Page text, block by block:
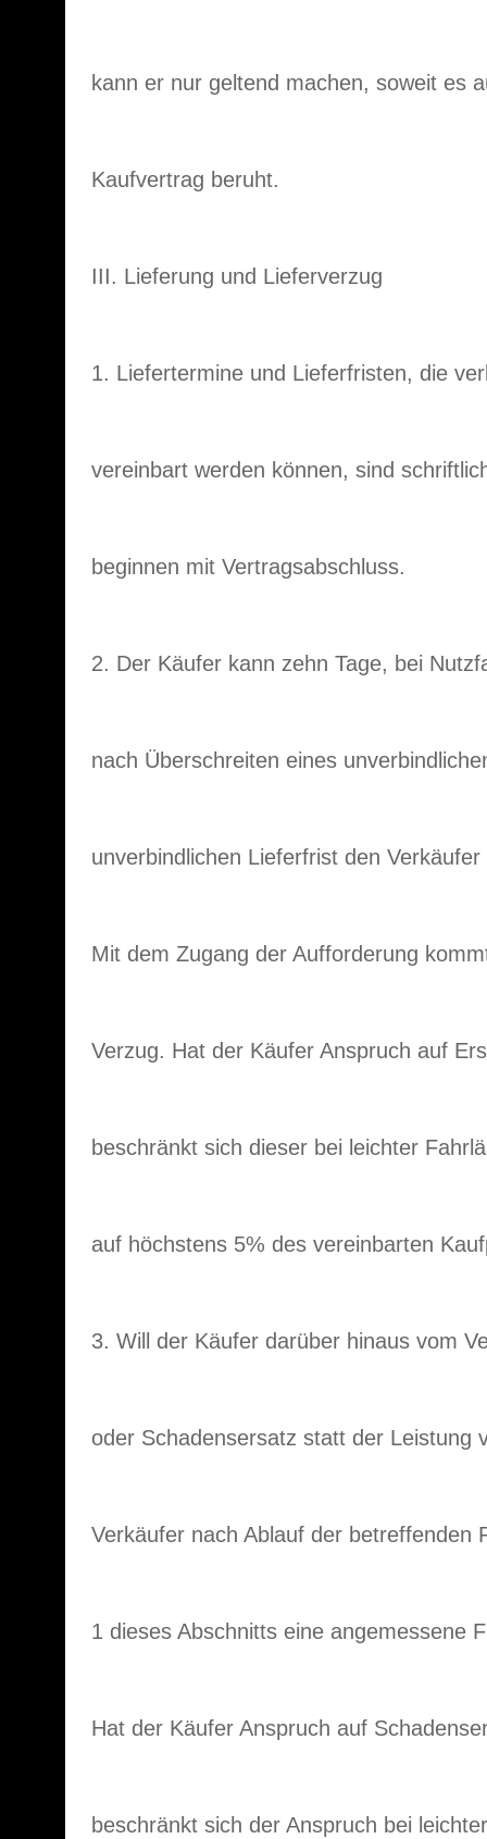
kann er nur geltend machen, soweit es
Kaufvertrag beruht.
III. Lieferung und Lieferverzug
1. Liefertermine und Lieferfristen, die
vereinbart werden können, sind
beginnen mit Vertragsabschluss.
2. Der Käufer kann zehn Tage, bei
nach Überschreiten eines
unverbindlichen Lieferfrist den
Mit dem Zugang der Aufforderung
Verzug. Hat der Käufer Anspruch auf
beschränkt sich dieser bei leichter
auf höchstens 5% des vereinbarten
3. Will der Käufer darüber hinaus vom
oder Schadensersatz statt der Leistung
Verkäufer nach Ablauf der betreffenden
1 dieses Abschnitts eine angemessene
Hat der Käufer Anspruch auf
beschränkt sich der Anspruch bei